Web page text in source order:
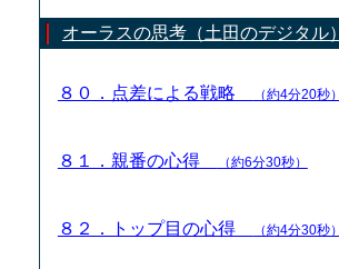
オーラスの思考（土田のデジタル）
８０．点差による戦略 （約4分20秒）
８１．親番の心得 （約6分30秒）
８２．トップ目の心得 （約4分30秒）